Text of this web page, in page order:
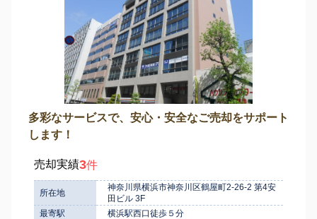
多彩なサービスで、安心・安全なご売却をサポート
します！
売却実績3件
所在地
神奈川県横浜市神奈川区鶴屋町2-26-2 第4安
田ビル 3F
最寄駅
横浜駅西口徒歩５分